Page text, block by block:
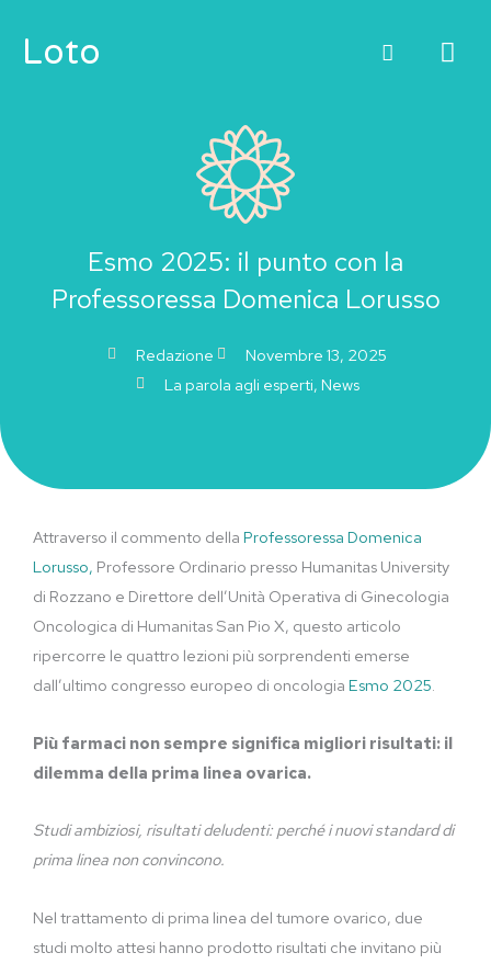
Loto
Esmo 2025: il punto con la
Professoressa Domenica Lorusso
Redazione
Novembre 13, 2025
La parola agli esperti, News
Attraverso il commento della Professoressa Domenica
Lorusso, Professore Ordinario presso Humanitas University
di Rozzano e Direttore dell’Unità Operativa di Ginecologia
Oncologica di Humanitas San Pio X, questo articolo
ripercorre le quattro lezioni più sorprendenti emerse
dall’ultimo congresso europeo di oncologia Esmo 2025.
Più farmaci non sempre significa migliori risultati: il
dilemma della prima linea ovarica.
Studi ambiziosi, risultati deludenti: perché i nuovi standard di
prima linea non convincono.
Nel trattamento di prima linea del tumore ovarico, due
studi molto attesi hanno prodotto risultati che invitano più